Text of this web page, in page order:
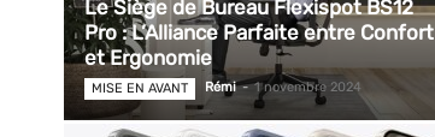
Le Siège de Bureau Flexispot BS12
Pro : L’Alliance Parfaite entre Confort
et Ergonomie
MISE EN AVANT Rémi - 1 novembre 2024